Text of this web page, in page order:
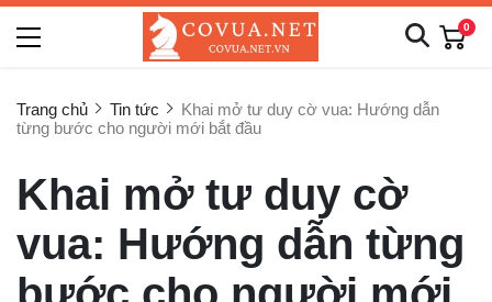
0
Trang chủ Tin tức
Khai mở tư duy cờ vua: Hướng dẫn
từng bước cho người mới bắt đầu
Khai mở tư duy cờ
vua: Hướng dẫn từng